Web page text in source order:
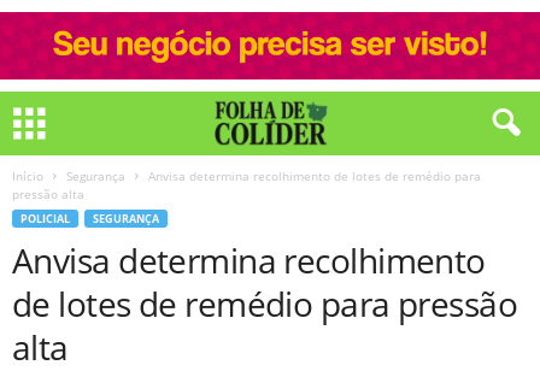
Início Segurança
Anvisa determina recolhimento de lotes de remédio para
pressão alta
POLICIAL SEGURANÇA
Anvisa determina recolhimento
de lotes de remédio para pressão
alta